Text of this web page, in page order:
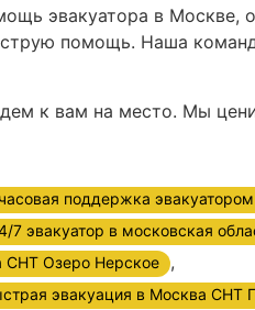
эвакуатора в Москве,
помощь. Наша
к вам на место. Мы
поддержка
7 эвакуатор в московская
СНТ Озеро Нерское ,
эвакуация в Москва СНТ